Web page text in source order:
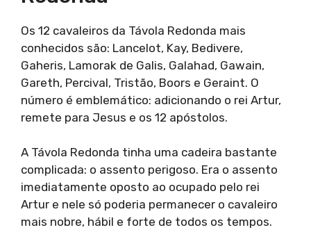
Os 12 cavaleiros da Távola Redonda mais
conhecidos são: Lancelot, Kay, Bedivere,
Gaheris, Lamorak de Galis, Galahad, Gawain,
Gareth, Percival, Tristão, Boors e Geraint. O
número é emblemático: adicionando o rei Artur,
remete para Jesus e os 12 apóstolos.
A Távola Redonda tinha uma cadeira bastante
complicada: o assento perigoso. Era o assento
imediatamente oposto ao ocupado pelo rei
Artur e nele só poderia permanecer o cavaleiro
mais nobre, hábil e forte de todos os tempos.